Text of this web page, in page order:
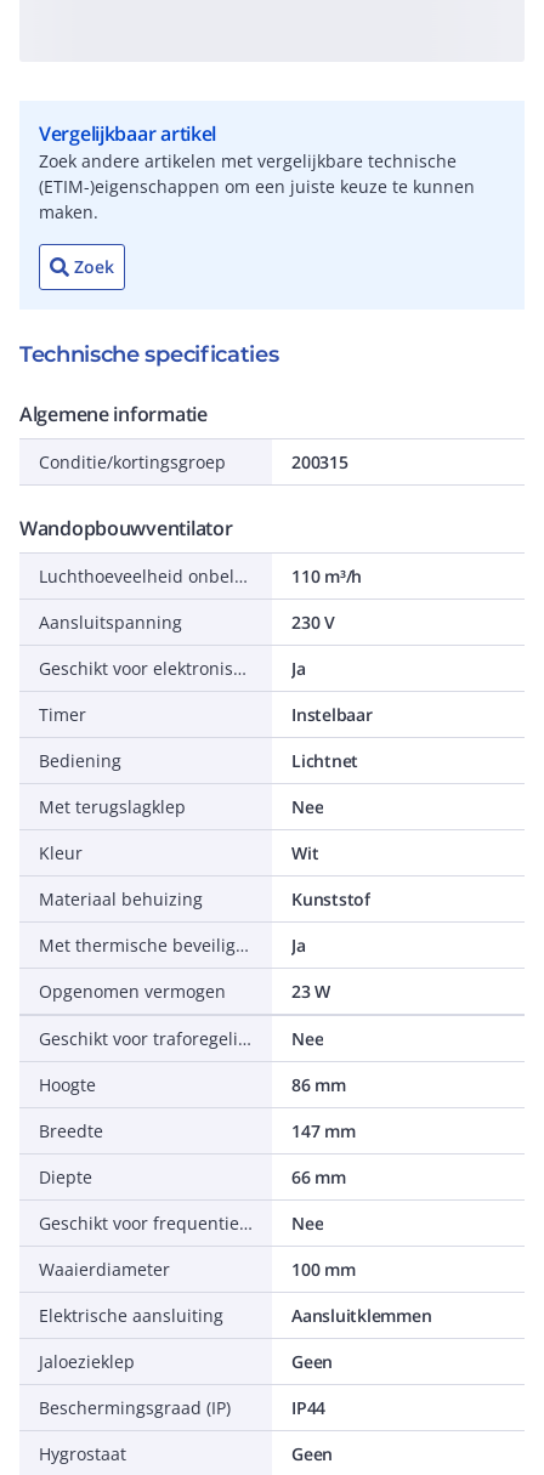
Vergelijkbaar artikel
Zoek andere artikelen met vergelijkbare technische
(ETIM-)eigenschappen om een juiste keuze te kunnen
maken.
Zoek
Technische specificaties
Algemene informatie
Conditie/kortingsgroep 200315
Wandopbouwventilator
Luchthoeveelheid onbelast
110 m³/h
Aansluitspanning
230 V
Geschikt voor elektronische regeling
Ja
Timer
Instelbaar
Bediening
Lichtnet
Met terugslagklep
Nee
Kleur
Wit
Materiaal behuizing
Kunststof
Met thermische beveiliging
Ja
Opgenomen vermogen
23 W
Geschikt voor traforegeling
Nee
Hoogte
86 mm
Breedte
147 mm
Diepte
66 mm
Geschikt voor frequentieregeling
Nee
Waaierdiameter
100 mm
Elektrische aansluiting
Aansluitklemmen
Jaloezieklep
Geen
Beschermingsgraad (IP)
IP44
Hygrostaat
Geen